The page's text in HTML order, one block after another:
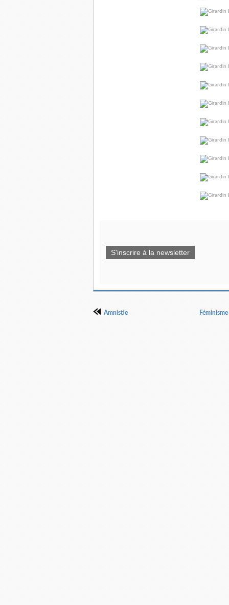
S'inscrire à la newsletter
Amnistie